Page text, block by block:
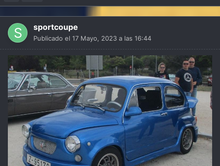
sportcoupe
Publicado el 17 Mayo, 2023 a las 16:44